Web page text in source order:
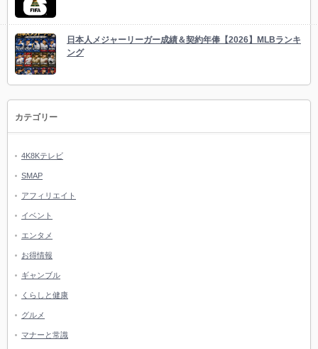
日本人メジャーリーガー成績＆契約年俸【2026】MLBランキ
ング
カテゴリー
4K8Kテレビ
SMAP
アフィリエイト
イベント
エンタメ
お得情報
ギャンブル
くらしと健康
グルメ
マナーと常識